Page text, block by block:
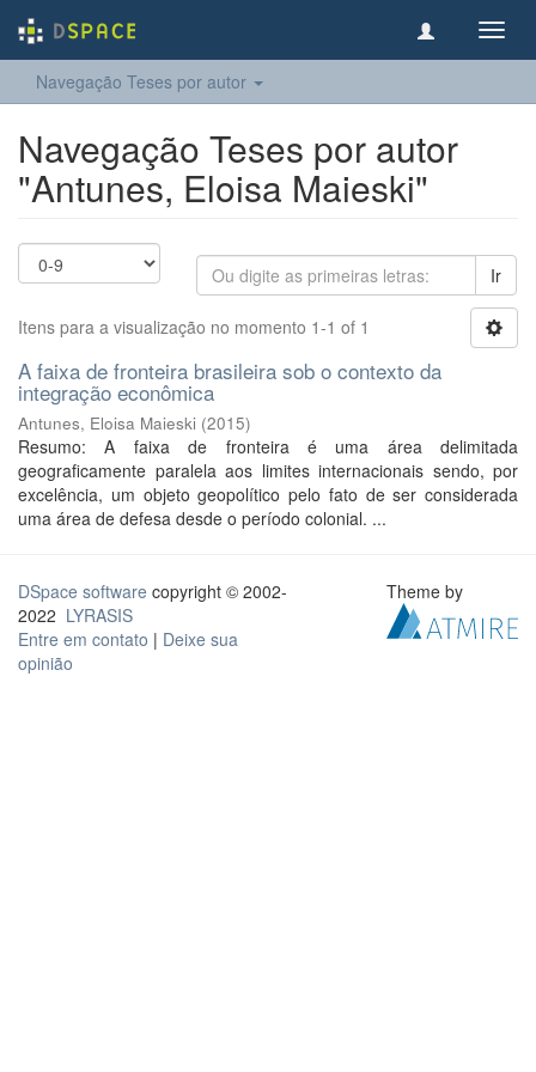
Navegação Teses por autor
Navegação Teses por autor
"Antunes, Eloisa Maieski"
Ir
Itens para a visualização no momento 1-1 of 1
A faixa de fronteira brasileira sob o contexto da
integração econômica
Antunes, Eloisa Maieski (2015)
Resumo: A faixa de fronteira é uma área delimitada
geograficamente paralela aos limites internacionais sendo, por
excelência, um objeto geopolítico pelo fato de ser considerada
uma área de defesa desde o período colonial. ...
DSpace software copyright © 2002-
2022 LYRASIS
Entre em contato | Deixe sua
opinião
Theme by